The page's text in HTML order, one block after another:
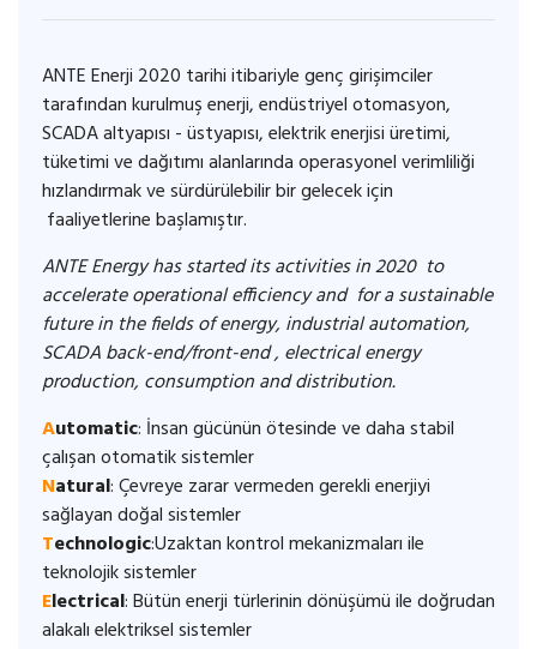
ANTE Enerji 2020 tarihi itibariyle genç girişimciler
tarafından kurulmuş enerji, endüstriyel otomasyon,
SCADA altyapısı - üstyapısı, elektrik enerjisi üretimi,
tüketimi ve dağıtımı alanlarında operasyonel verimliliği
hızlandırmak ve sürdürülebilir bir gelecek için
faaliyetlerine başlamıştır.
ANTE Energy has started its activities in 2020 to
accelerate operational efficiency and for a sustainable
future in the fields of energy, industrial automation,
SCADA back-end/front-end , electrical energy
production, consumption and distribution.
Automatic: İnsan gücünün ötesinde ve daha stabil
çalışan otomatik sistemler
Natural: Çevreye zarar vermeden gerekli enerjiyi
sağlayan doğal sistemler
Technologic:Uzaktan kontrol mekanizmaları ile
teknolojik sistemler
Electrical: Bütün enerji türlerinin dönüşümü ile doğrudan
alakalı elektriksel sistemler